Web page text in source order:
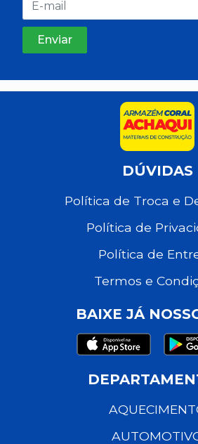
DÚVIDAS
Política de Troca e
Política de
Política de
Termos e
BAIXE JÁ